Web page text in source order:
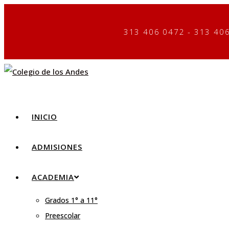
313 406 0472 - 313
INICIO
ADMISIONES
ACADEMIA
Grados 1° a 11°
Preescolar